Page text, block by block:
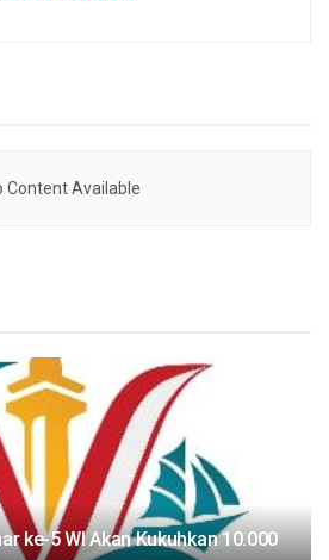
Content Available
ke-5 WI Akan Kukuhkan 10.000